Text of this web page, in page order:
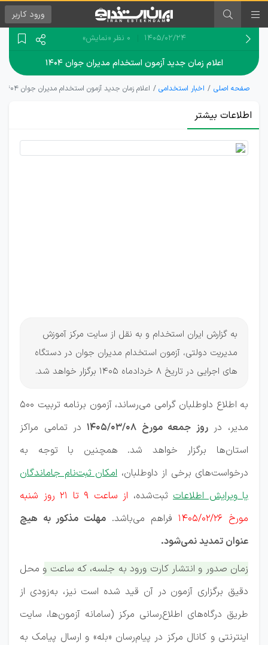
ورود کاربر
۱۴۰۵/۰۲/۲۴ 0 نظر «نمایش»
اعلام زمان‌ جدید آزمون استخدام مدیران جوان ۱۴۰۴
صفحه اصلی اخبار استخدامی اعلام زمان‌ جدید آزمون استخدام مدیران جوان ۱۴۰۴
اطلاعات بیشتر
اطلاعیه
به گزارش ایران استخدام و به نقل از سایت مرکز آموزش
مدیریت دولتی، آزمون استخدام مدیران جوان در دستگاه
های اجرایی در تاریخ 8 خردادماه 1405 برگزار خواهد شد.
به اطلاع داوطلبان گرامی می‌رساند، آزمون برنامه تربیت ۵۰۰
مدیر، درروز جمعه مورخ ۱۴۰۵/۰۳/۰۸
در تمامی مراکز
استان‌ها برگزار خواهد شد. همچنین با توجه به
درخواست‌های برخی از داوطلبان، امکان ثبت‌نام جاماندگان
یا ویرایش اطلاعات ثبت‌شده،
از ساعت ۹ تا ۲۱ روز شنبه
مورخ ۱۴۰۵/۰۲/۲۶
فراهم می‌باشد. مهلت مذکور به هیچ
عنوان تمدید نمی‌شود.
زمان صدور و انتشار کارت ورود به جلسه، که ساعت و محل
دقیق برگزاری آزمون در آن قید شده است نیز، به‌زودی از
طریق درگاه‌های اطلاع‌رسانی مرکز (سامانه آزمون‌ها، سایت
اینترنتی و کانال مرکز در پیام‌رسان «بله» و ارسال پیامک به